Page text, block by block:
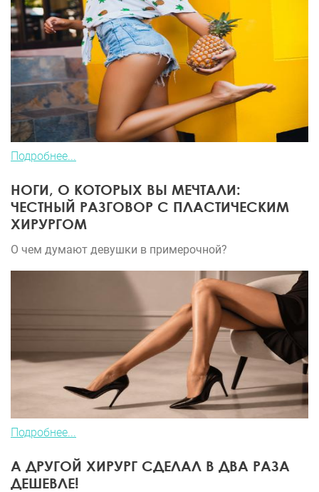
Подробнее...
НОГИ, О КОТОРЫХ ВЫ МЕЧТАЛИ:
ЧЕСТНЫЙ РАЗГОВОР С ПЛАСТИЧЕСКИМ
ХИРУРГОМ
О чем думают девушки в примерочной?
Подробнее...
А ДРУГОЙ ХИРУРГ СДЕЛАЛ В ДВА РАЗА
ДЕШЕВЛЕ!